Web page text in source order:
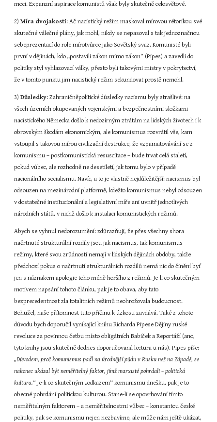
moci. Expanzní aspirace komunistů však byly skutečně celosvětové.
2) Míra dvojakosti: Ač nacistický režim maskoval mírovou rétorikou své
skutečné válečné plány, jak mohl, nikdy se nepasoval s tak jednoznačnou
sebeprezentací do role mírotvůrce jako Sovětský svaz. Komunisté byli
první v dějinách, kdo „postavili zákon mimo zákon“ (Pipes) a zavedli do
politiky styl vyhlazovací války, přesto byli takovými mistry v pokrytectví,
že v tomto punktu jim nacistický režim sekundovat prostě nemohl.
3) Důsledky: Zahraničněpolitické důsledky nacismu byly strašlivé: na
všech územích okupovaných vojenskými a bezpečnostními složkami
nacistického Německa došlo k nedozírným ztrátám na lidských životech i k
obrovským škodám ekonomickým, ale komunismus rozvrátil vše, kam
vstoupil s takovou mírou civilizační destrukce, že vzpamatovávání se z
komunismu – postkomunistická resuscitace – bude trvat celá staletí,
pokud vůbec, ale rozhodně ne desetiletí, jak tomu bylo v případě
nacionálního socialismu. Navíc, a to je vlastně nejdůležitější: nacismus byl
odsouzen na mezinárodní platformě, kdežto komunismus nebyl odsouzen
v dostatečné institucionální a legislativní míře ani uvnitř jednotlivých
národních států, v nichž došlo k instalaci komunistických režimů.
Abych se vyhnul nedorozumění: zdůrazňuji, že přes všechny shora
načrtnuté strukturální rozdíly jsou jak nacismus, tak komunismus
režimy, které svou zrůdností nemají v lidských dějinách obdoby, takže
předchozí pokus o načrtnutí strukturálních rozdílů nemá nic do činění byť
jen s náznakem apologie toho méně horšího z režimů. Je-li co skutečným
motivem napsání tohoto článku, pak je to obava, aby tato
bezprecedentnost zla totalitních režimů neohrožovala budoucnost.
Bohužel, naše přítomnost tuto příčinu k úzkosti zavdává. Také z tohoto
důvodu bych doporučil vynikající knihu Richarda Pipese Dějiny ruské
revoluce za povinnou četbu místo obligátních Babiček a Reportáží (ano,
„Důvodem, proč komunismus padl na úrodnější půdu v Rusku než na Západě, se
nakonec ukázal být neměřitelný faktor, jímž marxisté pohrdali – politická
kultura.“ Je-li co skutečným „odkazem“ komunismu dnešku, pak je to
obecné pohrdání politickou kulturou. Stane-li se opovrhování tímto
neměřitelným faktorem – a neměřitelnostmi vůbec – konstantou české
politiky, pak se komunismu nejen nezbavíme, ale může nám ještě ukázat,